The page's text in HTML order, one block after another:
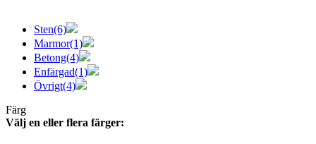
Sten(6)
Marmor(1)
Betong(4)
Enfärgad(1)
Övrigt(4)
Färg
Välj en eller flera färger: